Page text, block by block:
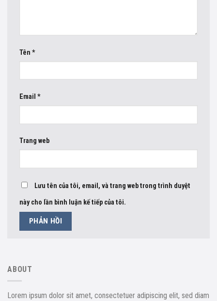
Tên *
Email *
Trang web
Lưu tên của tôi, email, và trang web trong trình duyệt
này cho lần bình luận kế tiếp của tôi.
ABOUT
Lorem ipsum dolor sit amet, consectetuer adipiscing elit, sed diam